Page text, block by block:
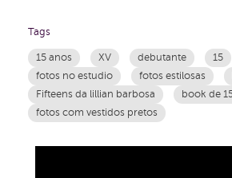
Tags
15 anos XV debutante
15
fotos no estudio
fotos estilosas
Fifteens da lillian barbosa
book de
fotos com vestidos pretos